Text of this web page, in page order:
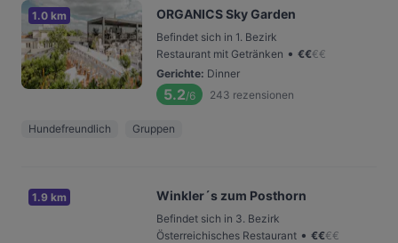
1.0 km ORGANICS Sky Garden
Befindet sich in 1. Bezirk
Restaurant mit Getränken • €€€€
Gerichte: Dinner
5.2/6 243 rezensionen
Hundefreundlich Gruppen
1.9 km Winkler´s zum Posthorn
Befindet sich in 3. Bezirk
Österreichisches Restaurant • €€€€